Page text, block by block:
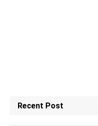
Recent Post